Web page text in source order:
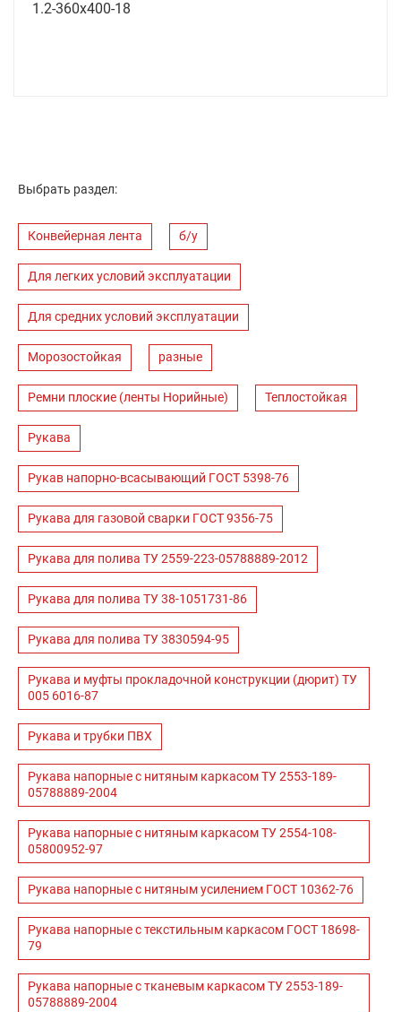
1.2-360х400-18
Выбрать раздел:
Конвейерная лента б/у
Для легких условий эксплуатации
Для средних условий эксплуатации
Морозостойкая разные
Ремни плоские (ленты Норийные) Теплостойкая
Рукава
Рукав напорно-всасывающий ГОСТ 5398-76
Рукава для газовой сварки ГОСТ 9356-75
Рукава для полива ТУ 2559-223-05788889-2012
Рукава для полива ТУ 38-1051731-86
Рукава для полива ТУ 3830594-95
Рукава и муфты прокладочной конструкции (дюрит) ТУ
005 6016-87
Рукава и трубки ПВХ
Рукава напорные с нитяным каркасом ТУ 2553-189-
05788889-2004
Рукава напорные с нитяным каркасом ТУ 2554-108-
05800952-97
Рукава напорные с нитяным усилением ГОСТ 10362-76
Рукава напорные с текстильным каркасом ГОСТ 18698-
79
Рукава напорные с тканевым каркасом ТУ 2553-189-
05788889-2004